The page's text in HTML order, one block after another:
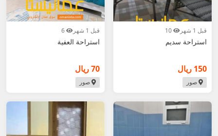
قبل 1 شهر
استراحة سديم
150 ريال
صور
قبل 1 شهر
استراحة العفية
70 ريال
صور